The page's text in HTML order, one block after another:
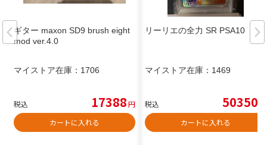
ギター maxon SD9 brush eight
mod ver.4.0
マイストア在庫： 1706
税込 17388円
カートに入れる
リーリエの全力 SR PSA10
マイストア在庫： 1469
税込 50350
カートに入れる